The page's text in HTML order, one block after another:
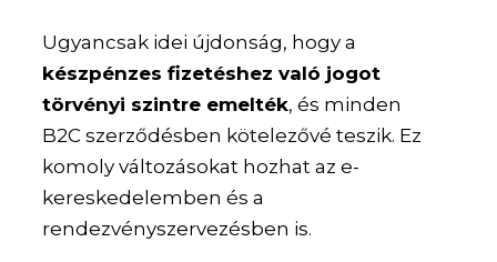
Ugyancsak idei újdonság, hogy a
készpénzes fizetéshez való jogot
törvényi szintre emelték, és minden
B2C szerződésben kötelezővé teszik. Ez
komoly változásokat hozhat az e-
kereskedelemben és a
rendezvényszervezésben is.